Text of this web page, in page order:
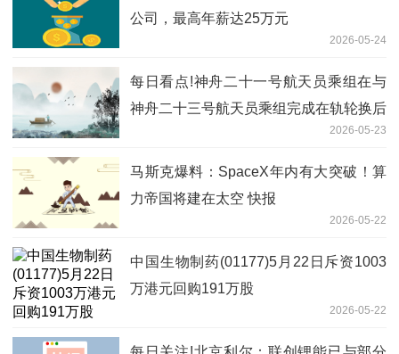
公司，最高年薪达25万元
2026-05-24
每日看点!神舟二十一号航天员乘组在与
神舟二十三号航天员乘组完成在轨轮换后
2026-05-23
马斯克爆料：SpaceX年内有大突破！算
力帝国将建在太空 快报
2026-05-22
中国生物制药(01177)5月22日斥资1003
万港元回购191万股
2026-05-22